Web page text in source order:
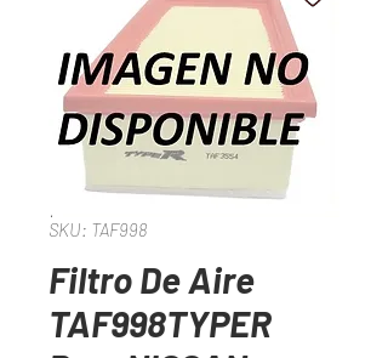
SKU: TAF998
Filtro De Aire
TAF998TYPER